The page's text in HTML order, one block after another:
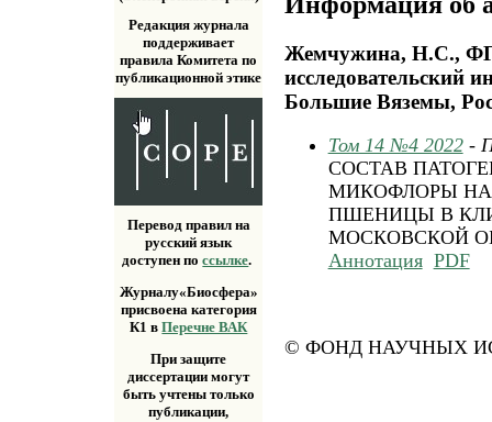
Редакция журнала
поддерживает
правила Комитета по
публикационной этике
Перевод правил на
русский язык
доступен поссылке.
Журналу«Биосфера»
присвоена категория
К1 вПеречне ВАК
При защите
диссертации могут
быть учтены только
публикации,
Жемчужина, Н.С.,
исследовательский
Большие Вяземы,
Том 14 №4 2022-
СОСТАВ
МИКОФЛОРЫ
ПШЕНИЦЫ В
МОСКОВСКОЙ
Аннотация PDF
© ФОНД НАУЧНЫХ